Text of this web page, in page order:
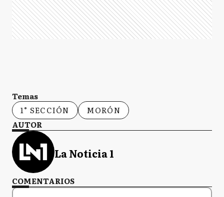
Temas
1° SECCIÓN
MORÓN
AUTOR
La Noticia 1
COMENTARIOS